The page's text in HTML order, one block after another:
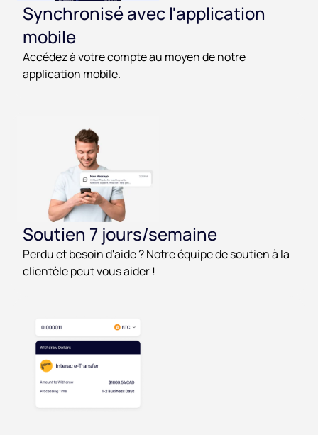
Synchronisé avec l'application
mobile
Accédez à votre compte au moyen de notre
application mobile.
Soutien 7 jours/semaine
Perdu et besoin d'aide ? Notre équipe de soutien à la
clientèle peut vous aider !